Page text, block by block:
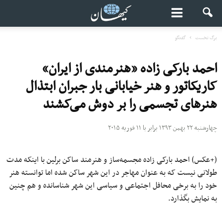
برگ نخست گفتگو
احمد بارکی زاده «هنرمندی از ایران»
کاریکاتور و هنر خیابانی بار جبران ابتذال
هنرهای تجسمی را بر دوش می‌کشند
چهارشنبه ۲۲ بهمن ۱۳۹۳ برابر با ۱۱ فوریه ۲۰۱۵
(+عکس) احمد بارکی زاده مجسمه‌ساز و هنرمند ساکن برلین با اینکه مدت
طولانی نیست که به عنوان مهاجر در این شهر ساکن شده اما توانسته هنر
خود را به برخی محافل اجتماعی و سیاسی این شهر شناسانده و هم چنین
به نمایش بگذارد.